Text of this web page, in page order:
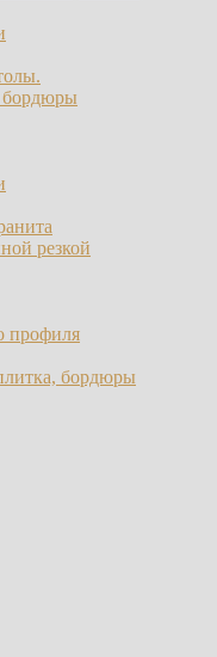
бордюры
резкой
профиля
бордюры